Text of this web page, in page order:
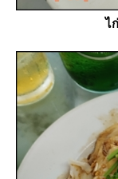
ไ